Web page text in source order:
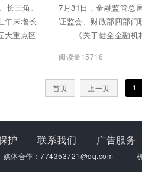
三角、
年末增长
大重点区
长三角、
7月31日，金融监管总
证监会、财政部四部门
——《关于健全金融机
阅读量15716
首页 上一页 1
护 联系我们 广告服务
媒体合作：774353721@qq.com